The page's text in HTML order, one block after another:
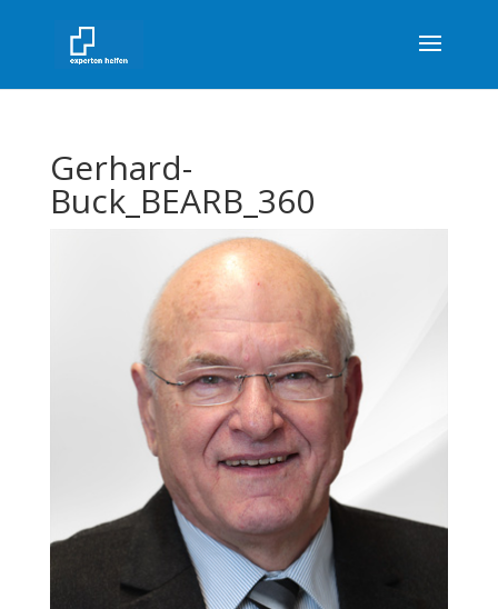
Gerhard-
Buck_BEARB_360